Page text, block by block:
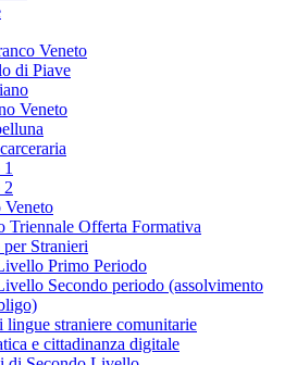
Veneto
di Piave
Veneto
2
Triennale Offerta Formativa
Stranieri
Primo Periodo
Secondo periodo (assolvimento
lingue straniere comunitarie
e cittadinanza digitale